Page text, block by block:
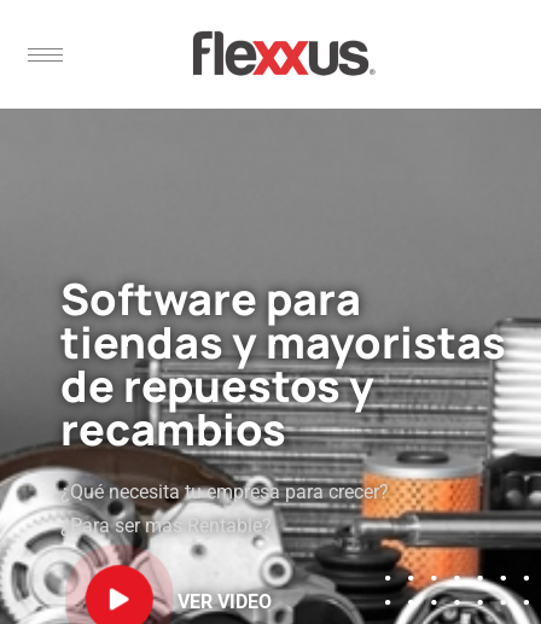
Software para
tiendas y mayoristas
de repuestos y
recambios
¿Qué necesita tu empresa para crecer?
¿Para ser más Rentable?
VER VIDEO